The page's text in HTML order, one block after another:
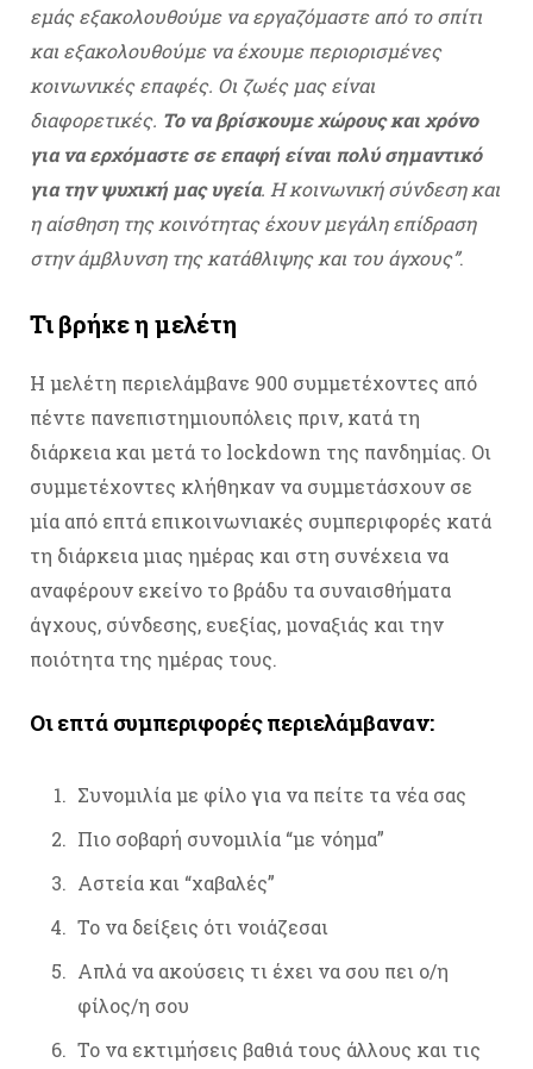
εμάς εξακολουθούμε να εργαζόμαστε από το σπίτι
και εξακολουθούμε να έχουμε περιορισμένες
κοινωνικές επαφές. Οι ζωές μας είναι
διαφορετικές. Το να βρίσκουμε χώρους και χρόνο
για να ερχόμαστε σε επαφή είναι πολύ σημαντικό
για την ψυχική μας υγεία. Η κοινωνική σύνδεση και
η αίσθηση της κοινότητας έχουν μεγάλη επίδραση
στην άμβλυνση της κατάθλιψης και του άγχους”.
Τι βρήκε η μελέτη
Η μελέτη περιελάμβανε 900 συμμετέχοντες από
πέντε πανεπιστημιουπόλεις πριν, κατά τη
διάρκεια και μετά το lockdown της πανδημίας. Οι
συμμετέχοντες κλήθηκαν να συμμετάσχουν σε
μία από επτά επικοινωνιακές συμπεριφορές κατά
τη διάρκεια μιας ημέρας και στη συνέχεια να
αναφέρουν εκείνο το βράδυ τα συναισθήματα
άγχους, σύνδεσης, ευεξίας, μοναξιάς και την
ποιότητα της ημέρας τους.
Οι επτά συμπεριφορές περιελάμβαναν:
Συνομιλία με φίλο για να πείτε τα νέα σας
Πιο σοβαρή συνομιλία “με νόημα”
Αστεία και “χαβαλές”
Το να δείξεις ότι νοιάζεσαι
Απλά να ακούσεις τι έχει να σου πει ο/η
φίλος/η σου
Το να εκτιμήσεις βαθιά τους άλλους και τις